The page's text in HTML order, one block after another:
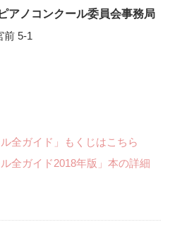
ノコンクール委員会事務局
前 5-1
全ガイド」もくじはこちら
全ガイド2018年版」本の詳細